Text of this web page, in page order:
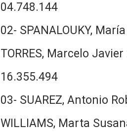
04.748.144
02- SPANALOUKY,
TORRES, Marcelo Javier
16.355.494
03- SUAREZ, Antonio
WILLIAMS, Marta